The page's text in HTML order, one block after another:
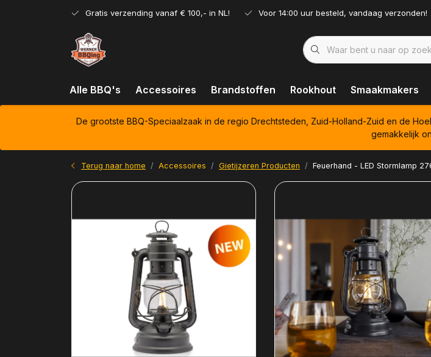
Gratis verzending vanaf € 100,- in NL! Voor 14:00 uur besteld, vandaag verzonden!
Alle BBQ's Accessoires Brandstoffen Rookhout Smaakmakers
De grootste BBQ-Speciaalzaak in de regio Drechtsteden, Zuid-Holland-Zuid en de
gemakkelijk
Terug naar home Accessoires Gietijzeren Producten Feuerhand - LED Stormlamp